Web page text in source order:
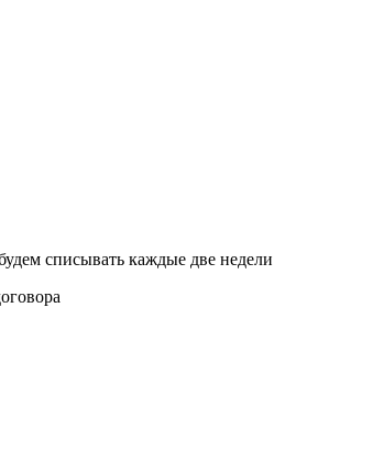
списывать каждые две недели